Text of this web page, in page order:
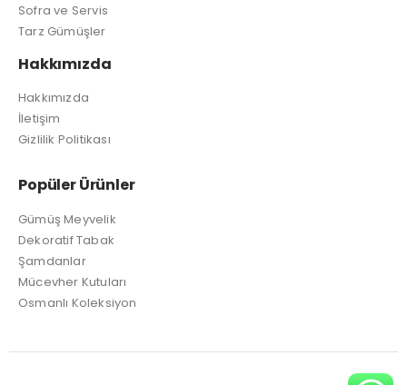
Sofra ve Servis
Tarz Gümüşler
Hakkımızda
Hakkımızda
İletişim
Gizlilik Politikası
Popüler Ürünler
Gümüş Meyvelik
Dekoratif Tabak
Şamdanlar
Mücevher Kutuları
Osmanlı Koleksiyon